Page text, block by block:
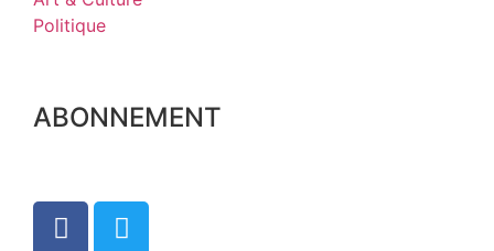
Politique
ABONNEMENT